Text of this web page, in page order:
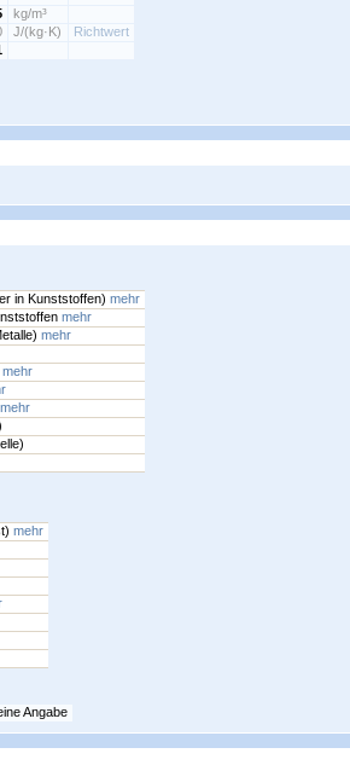
kg/m³
J/(kg·K)
Richtwert
in Kunststoffen) mehr
mehr
mehr
mehr
mehr
mehr
Angabe